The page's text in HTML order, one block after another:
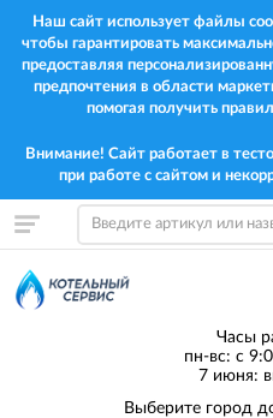
Наш сайт использует файлы
чтобы гарантировать
предоставляя
предпочтения в области
помогая получить
Внимание! Сайт работает в
при работе с сайтом и
Часы
пн-вс: с
7 июня:
Выберите город